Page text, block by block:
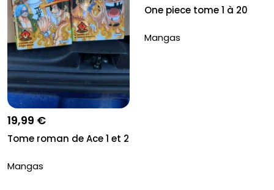
19,99 €
Tome roman de Ace 1 et 2
Mangas
One piece tome 1 à 20
Mangas